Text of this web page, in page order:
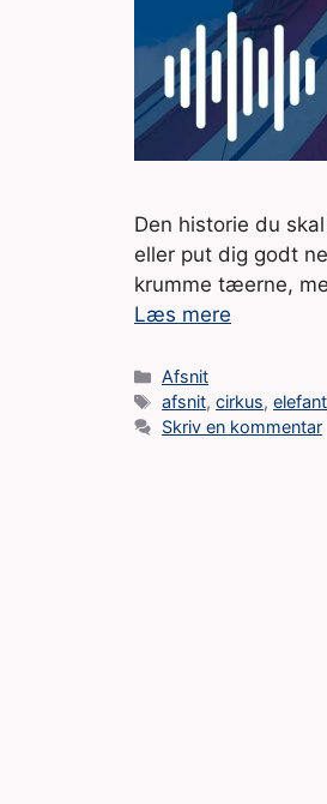
Den historie du
eller put dig godt
krumme tæerne,
Læs mere
Kategorier
Afsnit
Tags
afsnit,cirkus,elefant
Skriv en kommentar